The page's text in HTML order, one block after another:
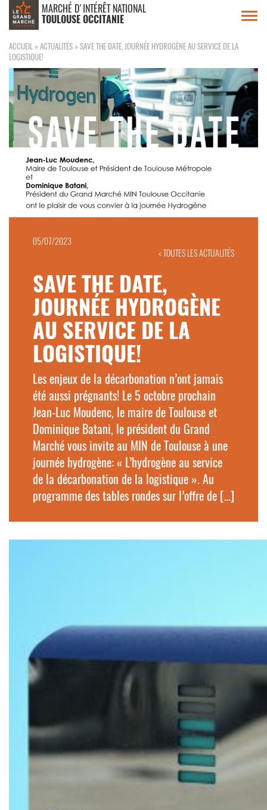
MARCHÉ D'INTÉRÊT NATIONAL
TOULOUSE OCCITANIE
ACCUEIL »ACTUALITÉS »SAVE THE DATE, JOURNÉE HYDROGÈNE AU SERVICE DE LA
LOGISTIQUE!
05/07/2023
< TOUTES LES ACTUALITÉS
SAVE THE DATE,
JOURNÉE HYDROGÈNE
AU SERVICE DE LA
LOGISTIQUE!
Les enjeux de la décarbonation n’ont jamais
été aussi prégnants! Le 5 octobre prochain
Jean-Luc Moudenc, le maire de Toulouse et
Dominique Batani, le président du Grand
Marché vous invite au MIN de Toulouse à une
journée hydrogène: « L’hydrogène au service
de la décarbonation de la logistique ». Au
programme des tables rondes sur l’offre de […]